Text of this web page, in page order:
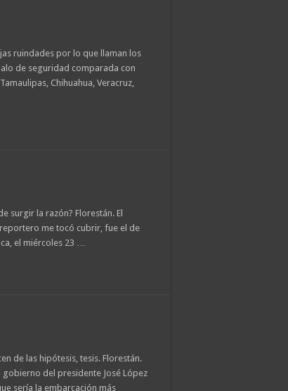
ruindades por lo que llaman los
de seguridad comparada con
Chihuahua, Veracruz,
surgir la razón? Florestán. El
me tocó cubrir, fue el de
el miércoles 23 …
de las hipótesis, tesis. Florestán.
del presidente José López
sería la embarcación más